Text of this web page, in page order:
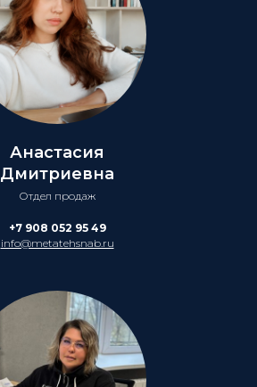
Анастасия
Дмитриевна
Отдел продаж
+7 908 052 95 49
info@metatehsnab.ru